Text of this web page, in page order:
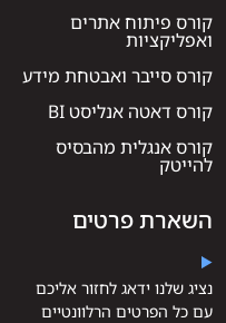
קורס פיתוח אתרים
ואפליקציות
קורס סייבר ואבטחת מידע
קורס דאטה אנליסט BI
קורס אנגלית מהבסיס
להייטק
השארת פרטים
נציג שלנו ידאג לחזור אליכם
עם כל הפרטים הרלוונטיים